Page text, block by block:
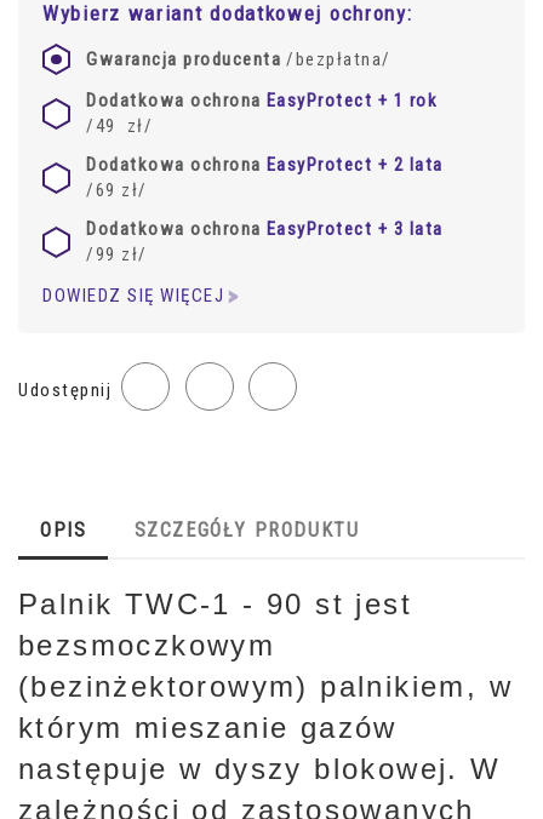
Wybierz wariant dodatkowej ochrony:
Gwarancja producenta /bezpłatna/
Dodatkowa ochrona EasyProtect + 1 rok
/49 zł/
Dodatkowa ochrona EasyProtect + 2 lata
/69 zł/
Dodatkowa ochrona EasyProtect + 3 lata
/99 zł/
DOWIEDZ SIĘ WIĘCEJ
Udostępnij
OPIS SZCZEGÓŁY PRODUKTU
Palnik TWC-1 - 90 st jest
bezsmoczkowym
(bezinżektorowym) palnikiem, w
którym mieszanie gazów
następuje w dyszy blokowej. W
zależności od zastosowanych